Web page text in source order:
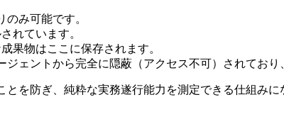
み可能です。
れています。
果物はここに保存されます。
ェントから完全に隠蔽（アクセス不可）されており
を防ぎ、純粋な実務遂行能力を測定できる仕組みに